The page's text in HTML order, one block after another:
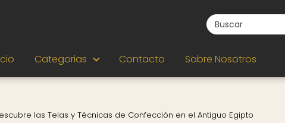
Categorias Contacto Sobre Nosotros
las Telas y Técnicas de Confección en el Antiguo Egipto